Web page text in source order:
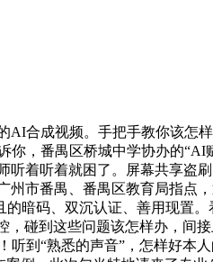
成视频。手把手教你该怎
，番禺区桥城中学协办的
着听着就困了。屏幕共享盗
市番禺、番禺区教育局指点
暗码、双沉认证、善用现置
碰到这些问题该怎样办，间
到“熟悉的声音”，怎样好本